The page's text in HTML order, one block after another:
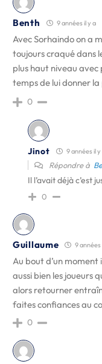
Benth 9 années il y a
Avec Sorhaindo on a
toujours craqué dans
plus haut niveau avec
temps de lui donner
0
Jinot 9 années il y
Répondre à
Il l’avait déjà c’est
0
Guillaume 9 années
Au bout d’un
aussi bien les joueurs
alors retourner
faites confiances au
0